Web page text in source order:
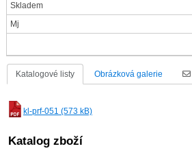
Skladem
Mj
Katalogové listy Obrázková galerie
kl-prf-051 (573 kB)
Katalog zboží